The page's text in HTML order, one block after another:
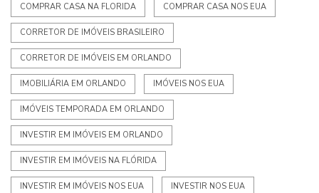
COMPRAR CASA NA FLORIDA COMPRAR CASA NOS EUA
CORRETOR DE IMÓVEIS BRASILEIRO
CORRETOR DE IMÓVEIS EM ORLANDO
IMOBILIÁRIA EM ORLANDO IMÓVEIS NOS EUA
IMÓVEIS TEMPORADA EM ORLANDO
INVESTIR EM IMÓVEIS EM ORLANDO
INVESTIR EM IMÓVEIS NA FLÓRIDA
INVESTIR EM IMÓVEIS NOS EUA INVESTIR NOS EUA